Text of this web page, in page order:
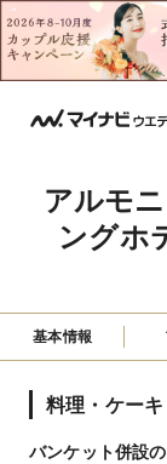
アルモ
ングホ
基本情報
料理・ケーキ
バンケット併設